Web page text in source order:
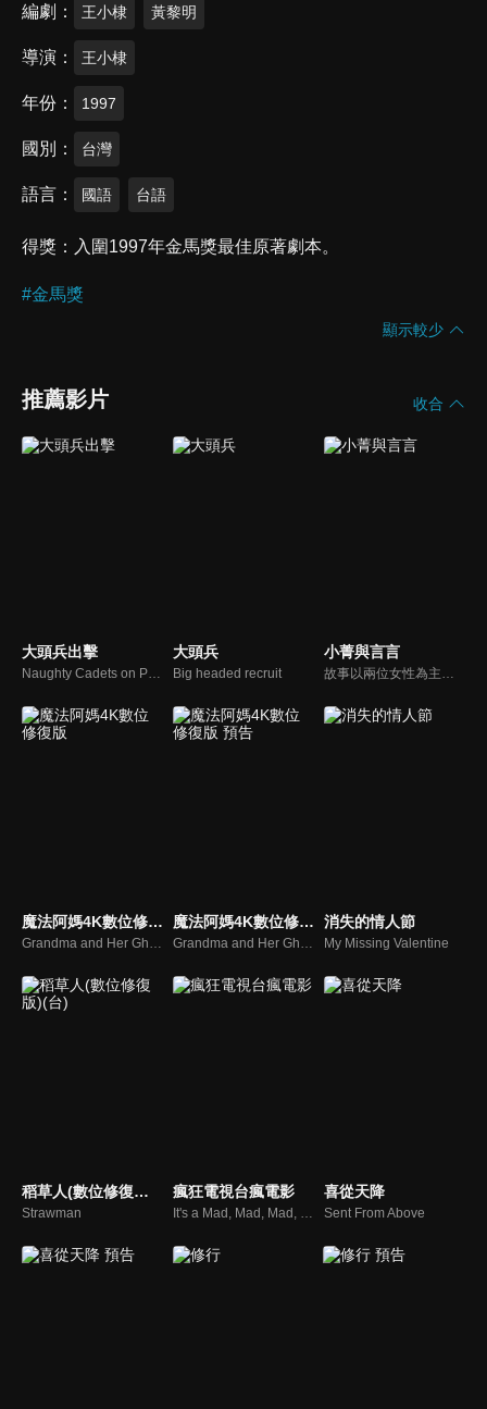
編劇 王小棣 黃黎明
導演 王小棣
年份 1997
國別 台灣
語言 國語 台語
得獎 入圍1997年金馬獎最佳原著劇本。
#金馬獎
顯示較少
推薦影片 收合
大頭兵出擊 大頭兵
Big headed recruit
小菁與言言
魔法阿媽4K數位修復版
Grandma and Her Ghosts
魔法阿媽4K數位修復版 預告
Grandma and Her Ghosts
消失的情人節
My Missing Valentine
稻草人(數位修復版)(台)
Strawman
瘋狂電視台瘋電影
It's a Mad, Mad, Mad, Mad Show
喜從天降
Sent From Above